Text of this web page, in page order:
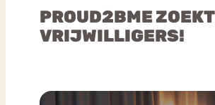
PROUD2BME ZOEKT
VRIJWILLIGERS!